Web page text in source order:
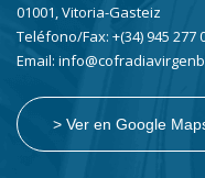
01001, Vitoria-Gasteiz
Teléfono/Fax: +(34) 945 277
Email:
> Ver en Google